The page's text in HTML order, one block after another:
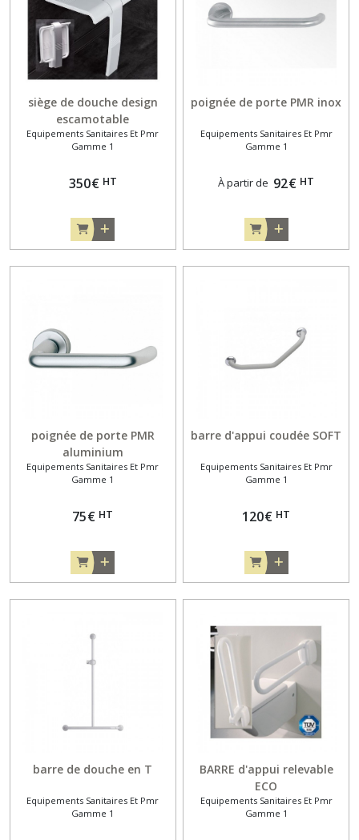
siège de douche design
escamotable
Equipements Sanitaires Et Pmr
Gamme 1
350€ HT
poignée de porte PMR inox
Equipements Sanitaires Et Pmr
Gamme 1
À partir de 92€ HT
poignée de porte PMR
aluminium
Equipements Sanitaires Et Pmr
Gamme 1
75€ HT
barre d'appui coudée SOFT
Equipements Sanitaires Et Pmr
Gamme 1
120€ HT
barre de douche en T
Equipements Sanitaires Et Pmr
Gamme 1
BARRE d'appui relevable
ECO
Equipements Sanitaires Et Pmr
Gamme 1